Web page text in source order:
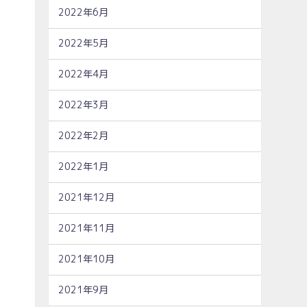
2022年6月
2022年5月
2022年4月
2022年3月
2022年2月
2022年1月
2021年12月
2021年11月
2021年10月
2021年9月